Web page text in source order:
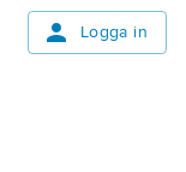
Logga in